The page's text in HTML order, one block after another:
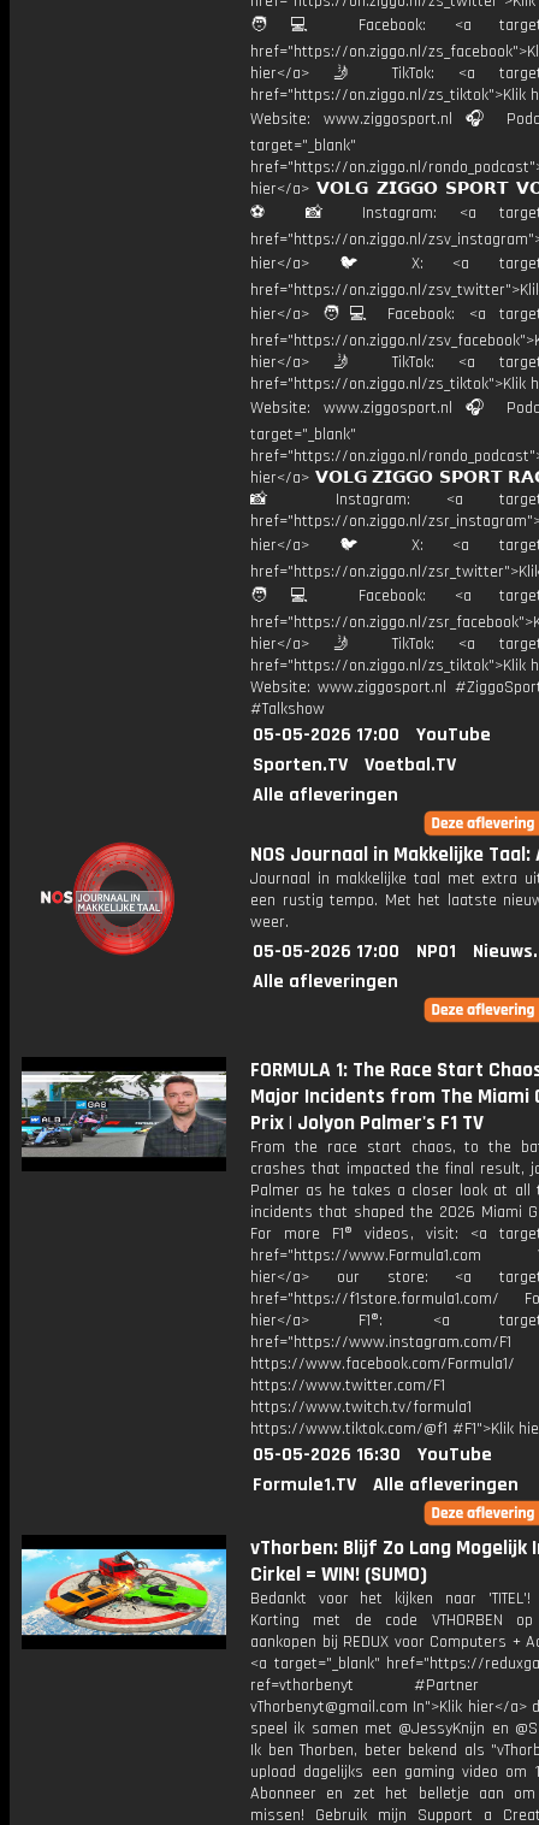
🧑💻 Facebook: <a
href="https://on.ziggo.nl/
hier</a> 🤳 TikTok: <a
href="https://on.ziggo.nl/zs_tiktok">Klik
Website: www.ziggosport.nl 🎧
target="_blank"
href="https://on.ziggo.nl/
hier</a> 𝗩𝗢𝗟𝗚 𝗭𝗜𝗚𝗚𝗢 𝗦𝗣𝗢𝗥𝗧
⚽️ 📸 Instagram: <a
href="https://on.ziggo.nl/
hier</a> 🐦 X: <a
href="https://on.ziggo.nl/
hier</a> 🧑💻 Facebook: <a
href="https://on.ziggo.nl/
hier</a> 🤳 TikTok: <a
href="https://on.ziggo.nl/zs_tiktok">Klik
Website: www.ziggosport.nl 🎧
target="_blank"
href="https://on.ziggo.nl/
hier</a> 𝗩𝗢𝗟𝗚 𝗭𝗜𝗚𝗚𝗢 𝗦𝗣𝗢𝗥𝗧
📸 Instagram: <a
href="https://on.ziggo.nl/
hier</a> 🐦 X: <a
href="https://on.ziggo.nl/
🧑💻 Facebook: <a
href="https://on.ziggo.nl/
hier</a> 🤳 TikTok: <a
href="https://on.ziggo.nl/zs_tiktok">Klik
Website: www.ziggosport.nl
#Talkshow
05-05-2026 17:00
YouTube
Sporten.TV
Voetbal.TV
Alle afleveringen
NOS Journaal in Makkelijke
Journaal in makkelijke taal met extra
een rustig tempo. Met het laatste
weer.
05-05-2026 17:00 NPO1
Alle afleveringen
FORMULA 1: The Race Start
Major Incidents from The Miami
Prix | Jolyon Palmer's F1 TV
From the race start chaos, to the
crashes that impacted the final result,
Palmer as he takes a closer look at all
incidents that shaped the 2026 Miami
For more F1® videos, visit: <a
href="https://www.Formula1.com
hier</a> our store: <a
href="https://f1store.formula1.com/
hier</a> F1®: <a
href="https://www.instagram.com/F1
https://www.facebook.com/Formula1/
https://www.twitter.com/F1
https://www.twitch.tv/formula1
https://www.tiktok.com/@f1 #F1">Klik
05-05-2026 16:30
YouTube
Formule1.TV
Alle afleveringen
vThorben: Blijf Zo Lang Mogelijk
Cirkel = WIN! (SUMO)
Bedankt voor het kijken naar
Korting met de code VTHORBEN
aankopen bij REDUX voor Computers +
<a target="_blank" href="https://
ref=vthorbenyt #Partner
vThorbenyt@gmail.com In">Klik hier</a>
speel ik samen met @JessyKnijn en
Ik ben Thorben, beter bekend als
upload dagelijks een gaming video om
Abonneer en zet het belletje aan
missen! Gebruik mijn Support a